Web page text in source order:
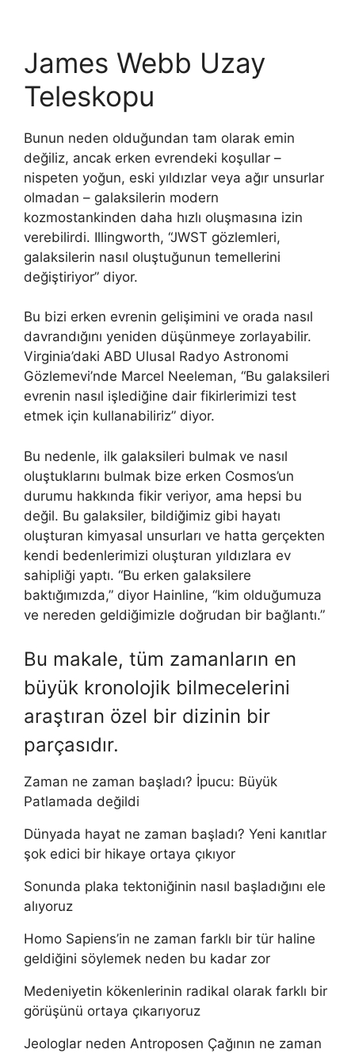
James Webb Uzay
Teleskopu
Bunun neden olduğundan tam olarak emin
değiliz, ancak erken evrendeki koşullar –
nispeten yoğun, eski yıldızlar veya ağır unsurlar
olmadan – galaksilerin modern
kozmostankinden daha hızlı oluşmasına izin
verebilirdi. Illingworth, “JWST gözlemleri,
galaksilerin nasıl oluştuğunun temellerini
değiştiriyor” diyor.
Bu bizi erken evrenin gelişimini ve orada nasıl
davrandığını yeniden düşünmeye zorlayabilir.
Virginia’daki ABD Ulusal Radyo Astronomi
Gözlemevi’nde Marcel Neeleman, “Bu galaksileri
evrenin nasıl işlediğine dair fikirlerimizi test
etmek için kullanabiliriz” diyor.
Bu nedenle, ilk galaksileri bulmak ve nasıl
oluştuklarını bulmak bize erken Cosmos’un
durumu hakkında fikir veriyor, ama hepsi bu
değil. Bu galaksiler, bildiğimiz gibi hayatı
oluşturan kimyasal unsurları ve hatta gerçekten
kendi bedenlerimizi oluşturan yıldızlara ev
sahipliği yaptı. “Bu erken galaksilere
baktığımızda,” diyor Hainline, “kim olduğumuza
ve nereden geldiğimizle doğrudan bir bağlantı.”
Bu makale, tüm zamanların en
büyük kronolojik bilmecelerini
araştıran özel bir dizinin bir
parçasıdır.
Zaman ne zaman başladı? İpucu: Büyük
Patlamada değildi
Dünyada hayat ne zaman başladı? Yeni kanıtlar
şok edici bir hikaye ortaya çıkıyor
Sonunda plaka tektoniğinin nasıl başladığını ele
alıyoruz
Homo Sapiens’in ne zaman farklı bir tür haline
geldiğini söylemek neden bu kadar zor
Medeniyetin kökenlerinin radikal olarak farklı bir
görüşünü ortaya çıkarıyoruz
Jeologlar neden Antroposen Çağının ne zaman